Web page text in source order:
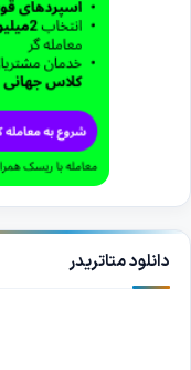
دانلود متاتریدر